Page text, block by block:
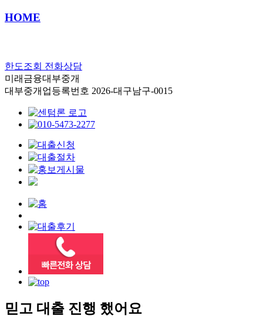
HOME
한도조회 전화상담
미래금융대부중개
대부중개업등록번호 2026-대구남구-0015
믿고 대출 진행 했어요